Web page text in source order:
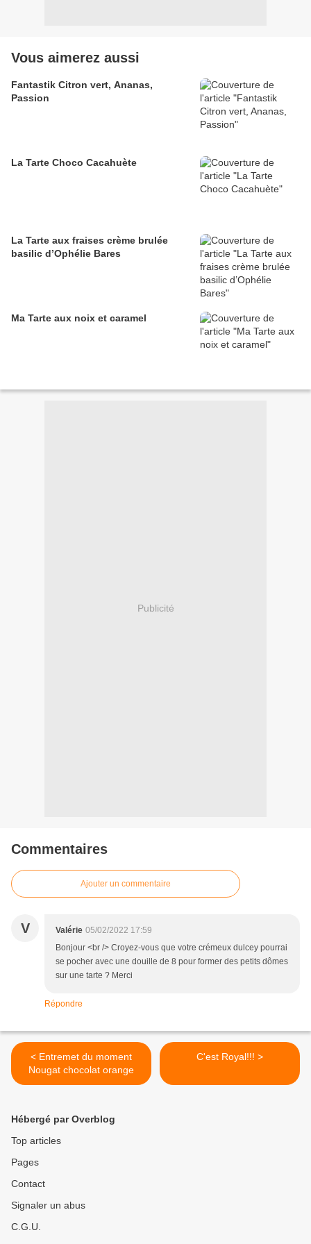
Vous aimerez aussi
Fantastik Citron vert, Ananas,
Passion
La Tarte Choco Cacahuète
La Tarte aux fraises crème brulée
basilic d’Ophélie Bares
Ma Tarte aux noix et caramel
Publicité
Commentaires
Ajouter un commentaire
V Valérie 05/02/2022 17:59
Bonjour <br /> Croyez-vous que votre crémeux dulcey pourrai
se pocher avec une douille de 8 pour former des petits dômes
sur une tarte ? Merci
Répondre
< Entremet du moment
Nougat chocolat orange
C'est Royal!!! >
Hébergé par Overblog
Top articles
Pages
Contact
Signaler un abus
C.G.U.